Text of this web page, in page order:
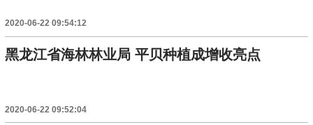
2020-06-22 09:54:12
黑龙江省海林林业局 平贝种植成增收亮点
2020-06-22 09:52:04